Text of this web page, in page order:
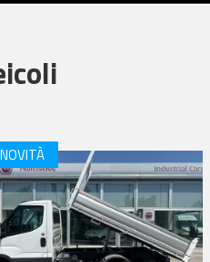
NOVITÀ